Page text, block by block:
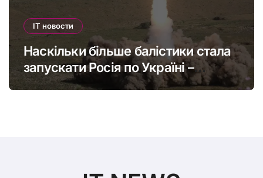
IT новости
Наскільки більше балістики стала
запускати Росія по Україні –
інфографіка